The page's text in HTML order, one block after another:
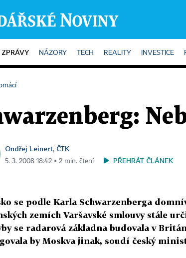
ZPRÁVY NÁZORY TECH REALITY INVESTICE
Ondřej Leinert, ČTK
5. 3. 2008 18:42 ▪ 2 min. čtení PŘEHRÁT ČLÁNEK
se podle Karla Schwarzenberga
zemích Varšavské smlouvy stále
se radarová základna budovala v
by Moskva jinak, soudí český